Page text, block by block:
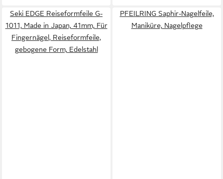
Seki EDGE Reiseformfeile G-
1011, Made in Japan, 41mm, Für
Fingernägel, Reiseformfeile,
gebogene Form, Edelstahl
PFEILRING Saphir-Nagelfeile,
Maniküre, Nagelpflege